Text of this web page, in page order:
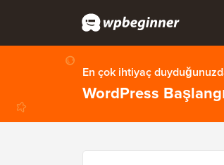
En çok ihtiyaç
WordPress